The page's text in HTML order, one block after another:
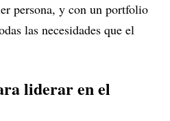
persona, y con un portfolio
las necesidades que el
liderar en el